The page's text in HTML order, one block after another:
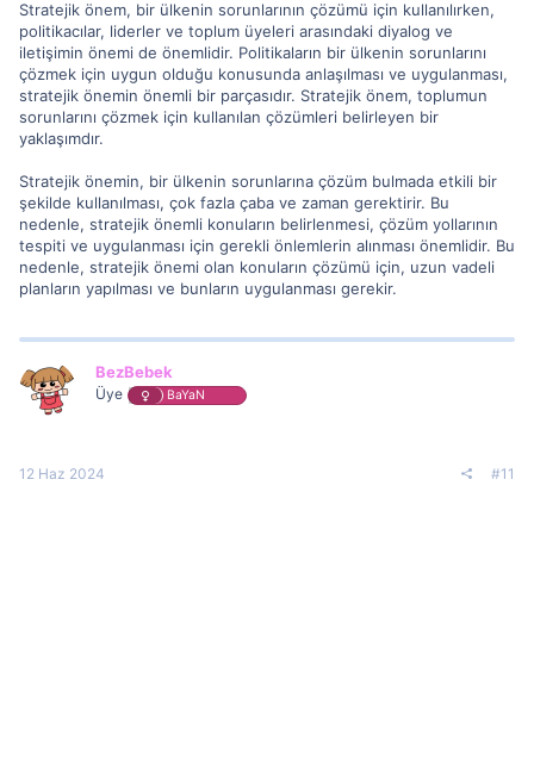
Stratejik önem, bir ülkenin sorunlarının çözümü için kullanılırken,
politikacılar, liderler ve toplum üyeleri arasındaki diyalog ve
iletişimin önemi de önemlidir. Politikaların bir ülkenin sorunlarını
çözmek için uygun olduğu konusunda anlaşılması ve uygulanması,
stratejik önemin önemli bir parçasıdır. Stratejik önem, toplumun
sorunlarını çözmek için kullanılan çözümleri belirleyen bir
yaklaşımdır.
Stratejik önemin, bir ülkenin sorunlarına çözüm bulmada etkili bir
şekilde kullanılması, çok fazla çaba ve zaman gerektirir. Bu
nedenle, stratejik önemli konuların belirlenmesi, çözüm yollarının
tespiti ve uygulanması için gerekli önlemlerin alınması önemlidir. Bu
nedenle, stratejik önemi olan konuların çözümü için, uzun vadeli
planların yapılması ve bunların uygulanması gerekir.
BezBebek
Üye BaYaN
12 Haz 2024 #11